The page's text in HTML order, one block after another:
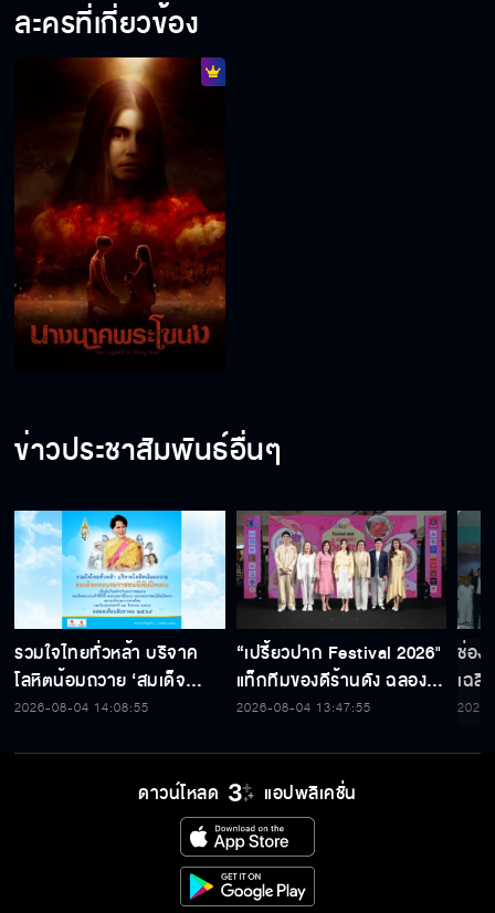
ละครที่เกี่ยวข้อง
ข่าวประชาสัมพันธ์อื่นๆ
รวมใจไทยทั่วหล้า บริจาค
โลหิตน้อมถวาย ‘สมเด็จ
พระบรมราชชนนีพันปีหลวง’
ระลึก 80 พรรษาฯ อันทรง
2026-08-04 14:08:55
“เปรี้ยวปาก Festival 2026"
แท็กทีมของดีร้านดัง ฉลอง
ก้าวสู่ปีที่ 23
2026-08-04 13:47:55
ช่อง
เฉลิ
สมเ
พระ
ดาวน์โหลด แอปพลิเคชั่น